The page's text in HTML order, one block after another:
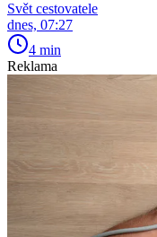
Svět cestovatele
dnes, 07:27
4 min
Reklama